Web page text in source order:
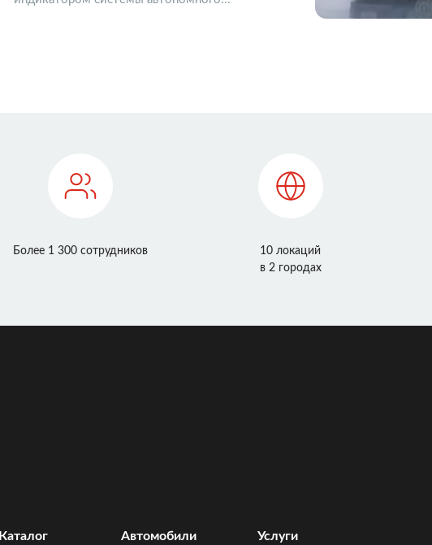
Более 1 300 сотрудников
10 локаций
в 2 городах
Каталог Автомобили Услуги